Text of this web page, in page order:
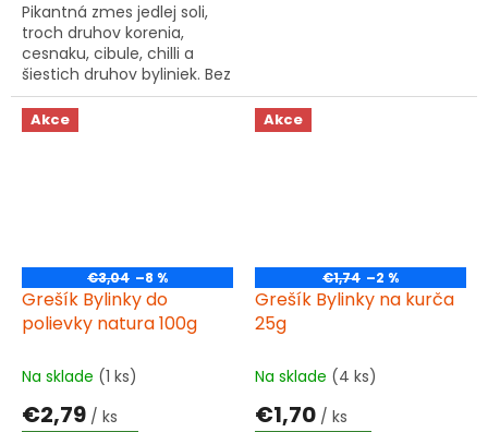
Pikantná zmes jedlej soli,
troch druhov korenia,
cesnaku, cibule, chilli a
šiestich druhov byliniek. Bez
glutamanu sodného.
Výborná na mäso aj
zeleninu.
Akce
€3,04 –8 %
Grešík Bylinky do
polievky natura 100g
Na sklade (1 ks)
€2,79 / ks
Akce
€1,74 –2 %
Grešík Bylinky na kurča
25g
Na sklade (4 ks)
€1,70 / ks